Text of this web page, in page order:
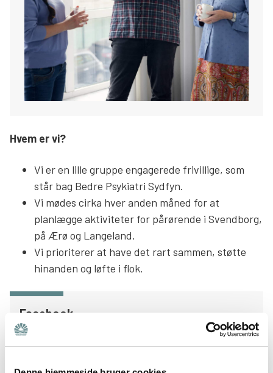
Hvem er vi?
Vi er en lille gruppe engagerede frivillige, som
står bag Bedre Psykiatri Sydfyn.
Vi mødes cirka hver anden måned for at
planlægge aktiviteter for pårørende i Svendborg,
på Ærø og Langeland.
Vi prioriterer at have det rart sammen, støtte
hinanden og løfte i flok.
Facebook
Følg os på vores Facebookside, hvor vi løbende
fortæller om, hvad der sker.